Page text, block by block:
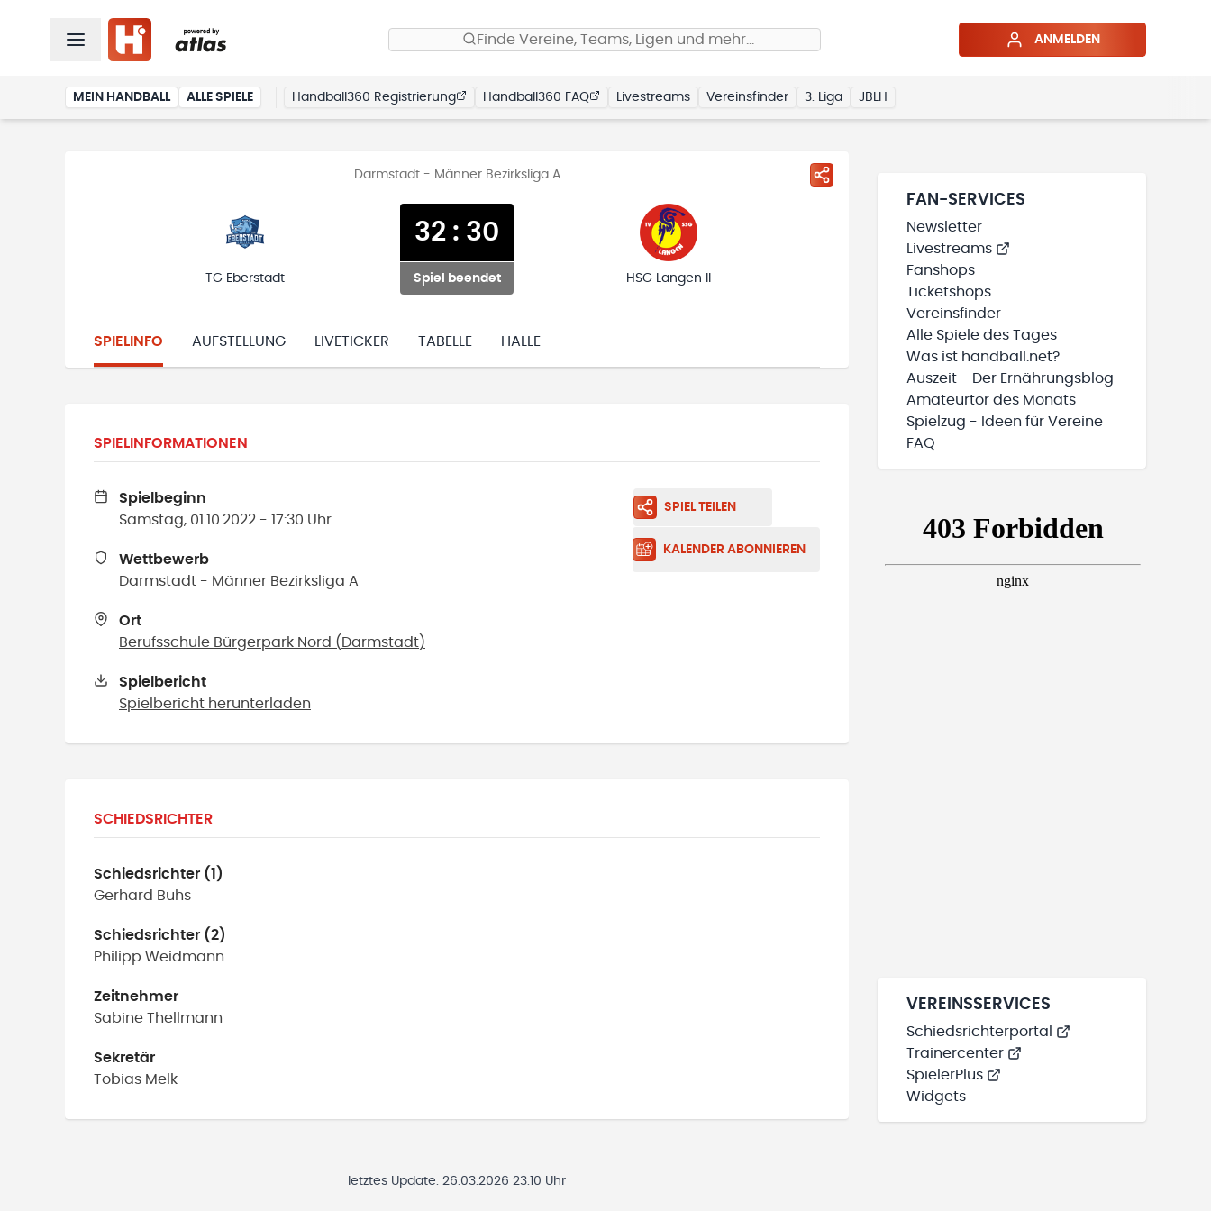
Finde Vereine, Teams, Ligen und mehr… ANMELDEN
MEIN HANDBALL ALLE SPIELE Handball360 Registrierung Handball360 FAQ Livestreams Vereinsfinder 3. Liga JBLH
Darmstadt - Männer Bezirksliga A
TG Eberstadt
32 : 30
Spiel beendet HSG Langen II
SPIELINFO AUFSTELLUNG LIVETICKER TABELLE HALLE
SPIELINFORMATIONEN
Spielbeginn
Samstag, 01.10.2022 - 17:30 Uhr
Wettbewerb
Darmstadt - Männer Bezirksliga A
Ort
Berufsschule Bürgerpark Nord ( Darmstadt)
Spielbericht
Spielbericht herunterladen
SPIEL TEILEN
KALENDER ABONNIEREN
SCHIEDSRICHTER
Schiedsrichter (1)
Gerhard Buhs
Schiedsrichter (2)
Philipp Weidmann
Zeitnehmer
Sabine Thellmann
Sekretär
Tobias Melk
letztes Update: 26.03.2026 23:10 Uhr
FAN-SERVICES
Newsletter
Livestreams
Fanshops
Ticketshops
Vereinsfinder
Alle Spiele des Tages
Was ist handball.net?
Auszeit - Der Ernährungsblog
Amateurtor des Monats
Spielzug - Ideen für Vereine
FAQ
VEREINSSERVICES
Schiedsrichterportal
Trainercenter
SpielerPlus
Widgets